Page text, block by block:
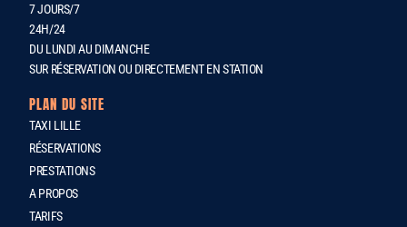
7 JOURS/7
24H/24
DU LUNDI AU DIMANCHE
SUR RÉSERVATION OU DIRECTEMENT EN STATION
PLAN DU SITE
TAXI LILLE
RÉSERVATIONS
PRESTATIONS
A PROPOS
TARIFS